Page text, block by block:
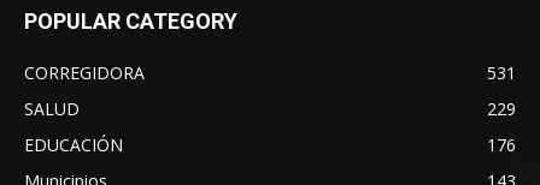
POPULAR CATEGORY
CORREGIDORA
531
SALUD
229
EDUCACIÓN
176